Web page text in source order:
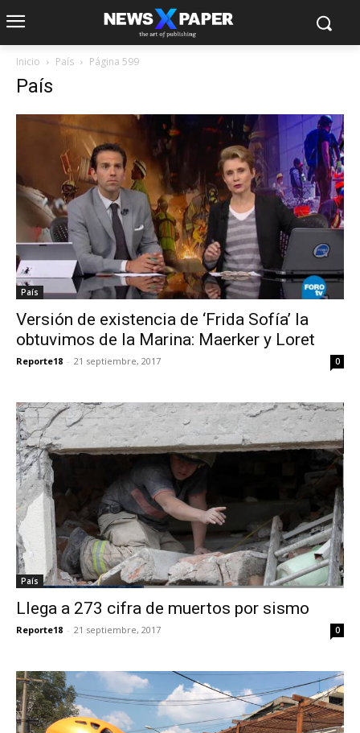
Inicio País Página 599
País
País
Versión de existencia de ‘Frida Sofía’ la
obtuvimos de la Marina: Maerker y Loret
Reporte18 - 21 septiembre, 2017 0
País
Llega a 273 cifra de muertos por sismo
Reporte18 - 21 septiembre, 2017 0